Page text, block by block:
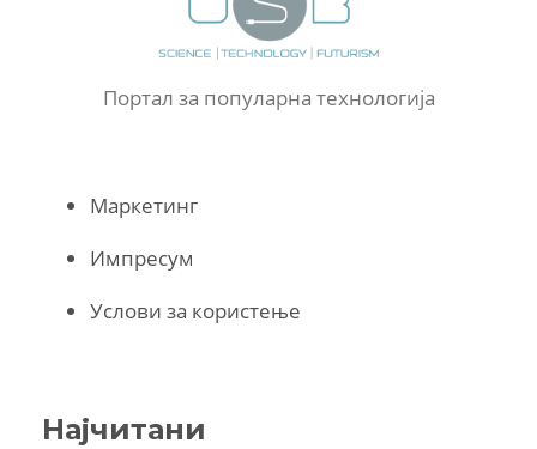
Портал за популарна технологија
Маркетинг
Импресум
Услови за користење
Најчитани